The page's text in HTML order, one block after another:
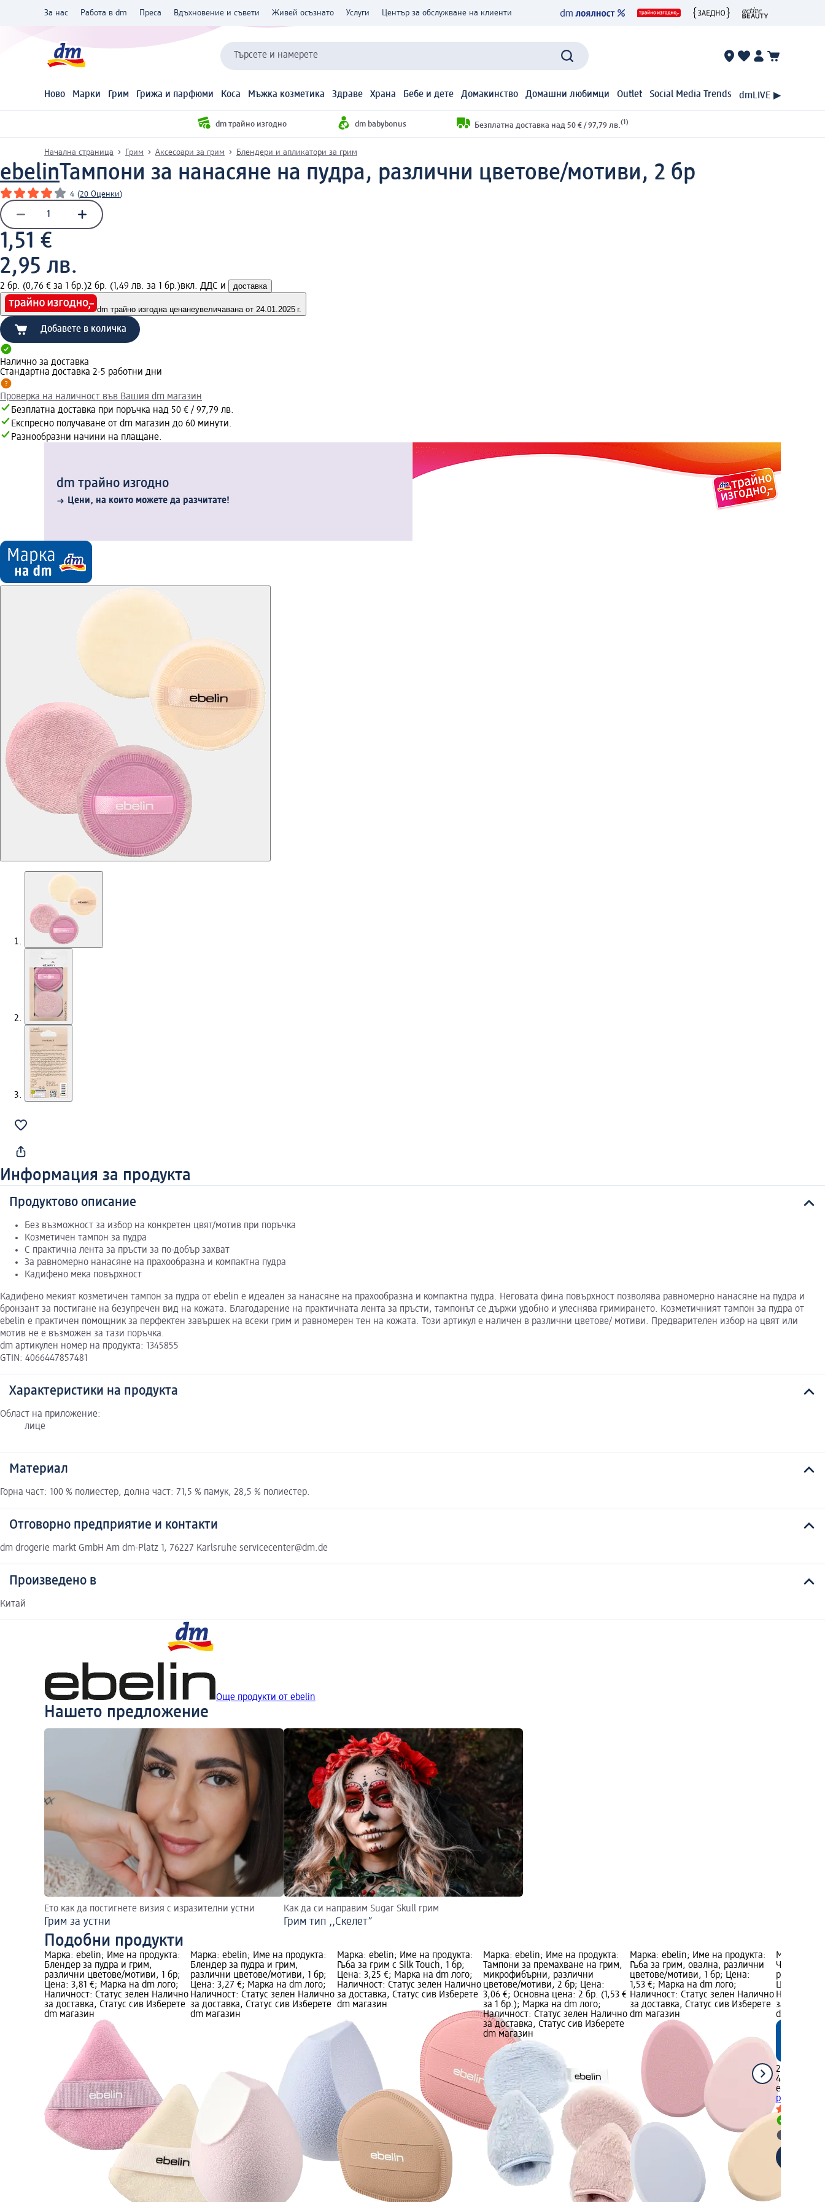
За нас Работа в dm Преса Вдъхновение и съвети Живей осъзнато Услуги Център за обслужване на клиенти
Търсете и намерете
Ново Марки Грим Грижа и парфюми Коса Мъжка козметика Здраве Храна Бебе и дете Домакинство Домашни любимци Outlet Social Media Trends dmLIVE ▶
dm трайно изгодно dm babybonus Безплатна доставка над 50 € / 97,79 лв. (1)
Начална страница Грим Аксесоари за грим Блендери и апликатори за грим
ebelinТампони за нанасяне на пудра, различни цветове/мотиви, 2 бр
4 (20 Оценки)
1,51 €
2,95 лв.
2 бр. (0,76 € за 1 бр.)2 бр. (1,49 лв. за 1 бр.)вкл. ДДС и доставка
dm трайно изгодна ценанеувеличавана от 24.01.2025 г.
Добавете в количка
Налично за доставка
Стандартна доставка 2-5 работни дни
Проверка на наличност във Вашия dm магазин
Безплатна доставка при поръчка над 50 € / 97,79 лв.
Експресно получаване от dm магазин до 60 минути.
Разнообразни начини на плащане.
dm трайно изгодно
Цени, на които можете да разчитате!
Информация за продукта
Продуктово описание
Без възможност за избор на конкретен цвят/мотив при поръчка
Козметичен тампон за пудра
С практична лента за пръсти за по-добър захват
За равномерно нанасяне на прахообразна и компактна пудра
Кадифено мека повърхност
Кадифено мекият козметичен тампон за пудра от ebelin е идеален за нанасяне на прахообразна и компактна пудра. Неговата фина повърхност позволява равномерно нанасяне на пудра и
бронзант за постигане на безупречен вид на кожата. Благодарение на практичната лента за пръсти, тампонът се държи удобно и улеснява гримирането. Козметичният тампон за пудра от
ebelin е практичен помощник за перфектен завършек на всеки грим и равномерен тен на кожата. Този артикул е наличен в различни цветове/ мотиви. Предварителен избор на цвят или
мотив не е възможен за тази поръчка.
dm артикулен номер на продукта: 1345855
GTIN: 4066447857481
Характеристики на продукта
Област на приложение:
лице
Материал
Горна част: 100 % полиестер, долна част: 71,5 % памук, 28,5 % полиестер.
Отговорно предприятие и контакти
dm drogerie markt GmbH Am dm-Platz 1, 76227 Karlsruhe servicecenter@dm.de
Произведено в
Китай
Още продукти от ebelin
Нашето предложение
Ето как да постигнете визия с изразителни устни
Грим за устни
Как да си направим Sugar Skull грим
Грим тип ,,Скелет”
Подобни продукти
Марка: ebelin; Име на продукта:
Блендер за пудра и грим,
различни цветове/мотиви, 1 бр;
Цена: 3,81 €; Марка на dm лого;
Наличност: Статус зелен Налично
за доставка, Статус сив Изберете
dm магазин
Марка: ebelin; Име на продукта:
Блендер за пудра и грим,
различни цветове/мотиви, 1 бр;
Цена: 3,27 €; Марка на dm лого;
Наличност: Статус зелен Налично
за доставка, Статус сив Изберете
dm магазин
Марка: ebelin; Име на продукта:
Гъба за грим с Silk Touch, 1 бр;
Цена: 3,25 €; Марка на dm лого;
Наличност: Статус зелен Налично
за доставка, Статус сив Изберете
dm магазин
Марка: ebelin; Име на продукта:
Тампони за премахване на грим,
микрофибърни, различни
цветове/мотиви, 2 бр; Цена:
3,06 €; Основна цена: 2 бр. (1,53 €
за 1 бр.); Марка на dm лого;
Наличност: Статус зелен Налично
за доставка, Статус сив Изберете
dm магазин
Марка: ebelin; Име на продукта:
Гъба за грим, овална, различни
цветове/мотиви, 1 бр; Цена:
1,53 €; Марка на dm лого;
Наличност: Статус зелен Налично
за доставка, Статус сив Изберете
dm магазин
Марка:
Четка за
различни
Цена: 2,55
за
dm
2,55 €
4,99 лв.
ebelin
различни